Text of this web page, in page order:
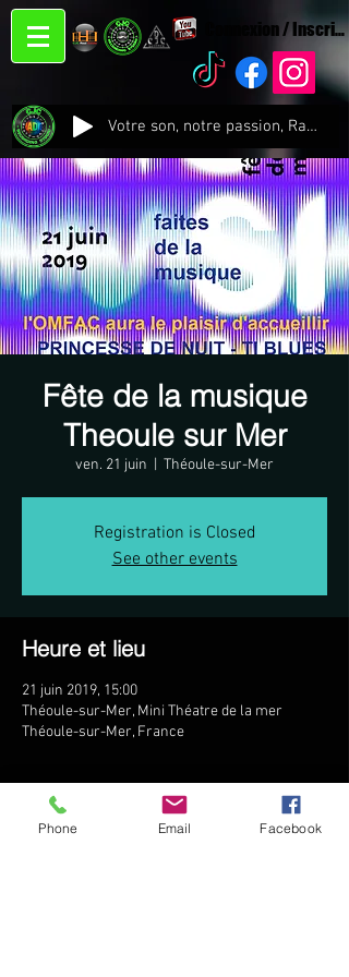
Connexion /
Votre son, notre passion, Radio CJC Recording Studio , là où chaque note prend vie !
Fête de la musique
Theoule sur Mer
ven. 21 juin Théoule-sur-Mer
Registration is Closed
See other events
Heure et lieu
21 juin 2019, 15:00
Théoule-sur-Mer, Mini Théatre de la mer
Théoule-sur-Mer, France
Invités
Phone Email Facebook